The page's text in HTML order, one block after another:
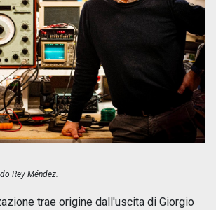
Rey Méndez.
trae origine dall'uscita di Giorgio